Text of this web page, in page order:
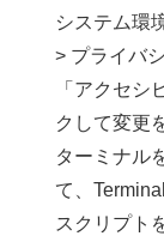
システム環
> プライバ
「アクセシ
クして変更
ターミナル
て、
スクリプト